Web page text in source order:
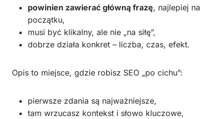
powinien zawierać główną frazę, najlepiej na
początku,
musi być klikalny, ale nie „na siłę”,
dobrze działa konkret – liczba, czas, efekt.
Opis to miejsce, gdzie robisz SEO „po cichu”:
pierwsze zdania są najważniejsze,
tam wrzucasz kontekst i słowo kluczowe,